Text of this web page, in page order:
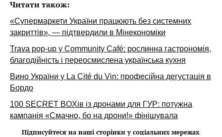
Читати також:
«Супермаркети України працюють без системних
закриттів», — підтвердили в Мінекономіки
Trava pop-up у Community Café: рослинна гастрономія,
благодійність і переосмислена українська кухня
Вино України у La Cité du Vin: професійна дегустація в
Бордо
100 SECRET BOXів із дронами для ГУР: потужна
кампанія «Смачно, бо на дрони!» фінішувала
Підписуйтеся на наші сторінки у соціальних мережах: